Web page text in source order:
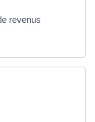
revenus
onglet)
un nouvel onglet)